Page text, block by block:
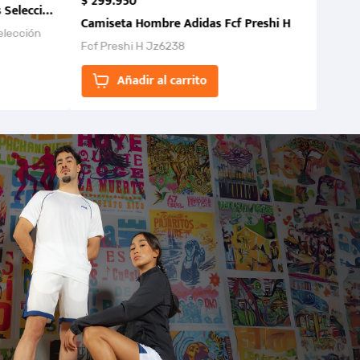
Colombia FCF 2026.
Camiseta Hombre Adidas Fcf Preshi H
Fcf Preshi H Jz6238
Añadir al carrito